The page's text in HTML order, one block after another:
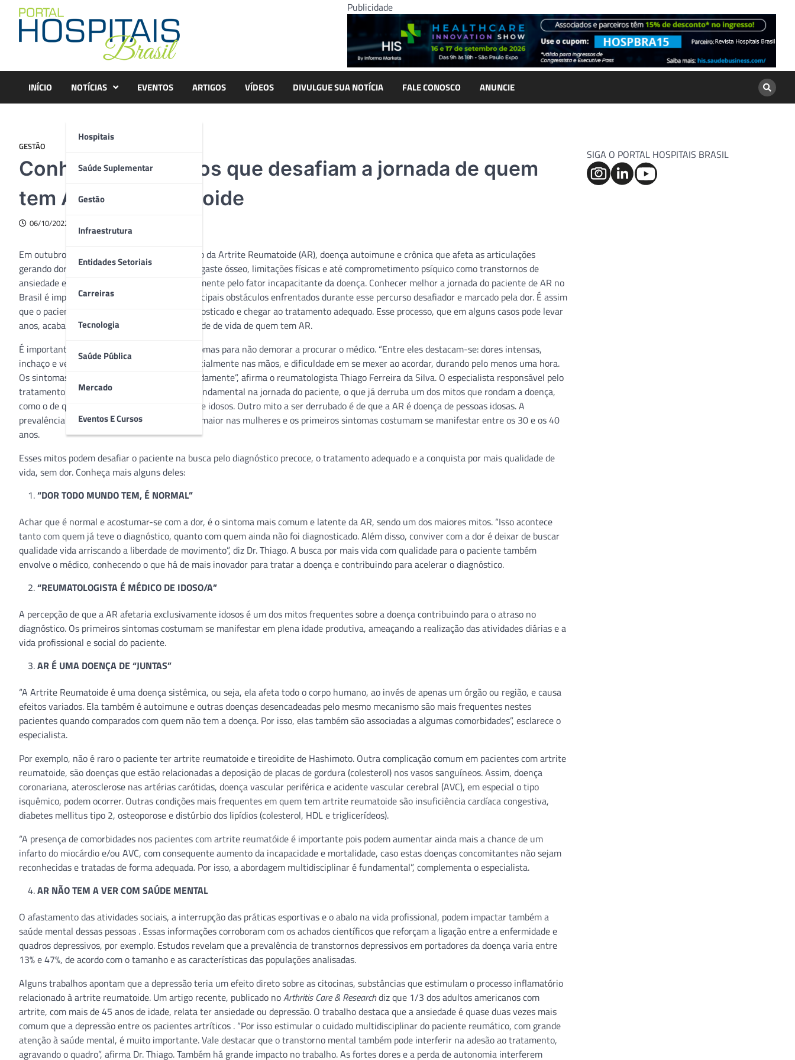
content
Publicidade
INÍCIO NOTÍCIAS
Hospitais
Saúde Suplementar
Gestão
Infraestrutura
Entidades Setoriais
Carreiras
Tecnologia
Saúde Pública
Mercado
Eventos E Cursos
EVENTOS ARTIGOS VÍDEOS DIVULGUE SUA NOTÍCIA FALE CONOSCO ANUNCIE
GESTÃO
Conheça cinco mitos que desafiam a jornada de quem
tem Artrite Reumatoide
06/10/2022
Em outubro, o dia 12 marca a Conscientização da Artrite Reumatoide (AR), doença autoimune e crônica que afeta as articulações
gerando dores fortes e que pode provocar desgaste ósseo, limitações físicas e até comprometimento psíquico como transtornos de
ansiedade e depressão, ocasionados principalmente pelo fator incapacitante da doença. Conhecer melhor a jornada do paciente de AR no
Brasil é importante para compreender os principais obstáculos enfrentados durante esse percurso desafiador e marcado pela dor. É assim
que o paciente define a sua luta até ser diagnosticado e chegar ao tratamento adequado. Esse processo, que em alguns casos pode levar
anos, acaba impactando fortemente a qualidade de vida de quem tem AR.
É importante estar atento aos principais sintomas para não demorar a procurar o médico. “Entre eles destacam-se: dores intensas,
inchaço e vermelhidão nas articulações, especialmente nas mãos, e dificuldade em se mexer ao acordar, durando pelo menos uma hora.
Os sintomas também podem aparecer separadamente”, afirma o reumatologista Thiago Ferreira da Silva. O especialista responsável pelo
tratamento da AR é o reumatologista, peça fundamental na jornada do paciente, o que já derruba um dos mitos que rondam a doença,
como o de que reumatologista cuida apenas de idosos. Outro mito a ser derrubado é de que a AR é doença de pessoas idosas. A
prevalência da doença é de duas a três vezes maior nas mulheres e os primeiros sintomas costumam se manifestar entre os 30 e os 40
anos.
Esses mitos podem desafiar o paciente na busca pelo diagnóstico precoce, o tratamento adequado e a conquista por mais qualidade de
vida, sem dor. Conheça mais alguns deles:
“DOR TODO MUNDO TEM, É NORMAL”
Achar que é normal e acostumar-se com a dor, é o sintoma mais comum e latente da AR, sendo um dos maiores mitos. “Isso acontece
tanto com quem já teve o diagnóstico, quanto com quem ainda não foi diagnosticado. Além disso, conviver com a dor é deixar de buscar
qualidade vida arriscando a liberdade de movimento”, diz Dr. Thiago. A busca por mais vida com qualidade para o paciente também
envolve o médico, conhecendo o que há de mais inovador para tratar a doença e contribuindo para acelerar o diagnóstico.
“REUMATOLOGISTA É MÉDICO DE IDOSO/A”
A percepção de que a AR afetaria exclusivamente idosos é um dos mitos frequentes sobre a doença contribuindo para o atraso no
diagnóstico. Os primeiros sintomas costumam se manifestar em plena idade produtiva, ameaçando a realização das atividades diárias e a
vida profissional e social do paciente.
AR É UMA DOENÇA DE “JUNTAS”
“A Artrite Reumatoide é uma doença sistêmica, ou seja, ela afeta todo o corpo humano, ao invés de apenas um órgão ou região, e causa
efeitos variados. Ela também é autoimune e outras doenças desencadeadas pelo mesmo mecanismo são mais frequentes nestes
pacientes quando comparados com quem não tem a doença. Por isso, elas também são associadas a algumas comorbidades”, esclarece o
especialista.
Por exemplo, não é raro o paciente ter artrite reumatoide e tireoidite de Hashimoto. Outra complicação comum em pacientes com artrite
reumatoide, são doenças que estão relacionadas a deposição de placas de gordura (colesterol) nos vasos sanguíneos. Assim, doença
coronariana, aterosclerose nas artérias carótidas, doença vascular periférica e acidente vascular cerebral (AVC), em especial o tipo
isquêmico, podem ocorrer. Outras condições mais frequentes em quem tem artrite reumatoide são insuficiência cardíaca congestiva,
diabetes mellitus tipo 2, osteoporose e distúrbio dos lipídios (colesterol, HDL e triglicerídeos).
“A presença de comorbidades nos pacientes com artrite reumatóide é importante pois podem aumentar ainda mais a chance de um
infarto do miocárdio e/ou AVC, com consequente aumento da incapacidade e mortalidade, caso estas doenças concomitantes não sejam
reconhecidas e tratadas de forma adequada. Por isso, a abordagem multidisciplinar é fundamental”, complementa o especialista.
AR NÃO TEM A VER COM SAÚDE MENTAL
O afastamento das atividades sociais, a interrupção das práticas esportivas e o abalo na vida profissional, podem impactar também a
saúde mental dessas pessoas . Essas informações corroboram com os achados científicos que reforçam a ligação entre a enfermidade e
quadros depressivos, por exemplo. Estudos revelam que a prevalência de transtornos depressivos em portadores da doença varia entre
13% e 47%, de acordo com o tamanho e as características das populações analisadas.
Alguns trabalhos apontam que a depressão teria um efeito direto sobre as citocinas, substâncias que estimulam o processo inflamatório
relacionado à artrite reumatoide. Um artigo recente, publicado noArthritis Care & Researchdiz que 1/3 dos adultos americanos com
artrite, com mais de 45 anos de idade, relata ter ansiedade ou depressão. O trabalho destaca que a ansiedade é quase duas vezes mais
comum que a depressão entre os pacientes artríticos . “Por isso estimular o cuidado multidisciplinar do paciente reumático, com grande
atenção à saúde mental, é muito importante. Vale destacar que o transtorno mental também pode interferir na adesão ao tratamento,
agravando o quadro”, afirma Dr. Thiago. Também há grande impacto no trabalho. As fortes dores e a perda de autonomia interferem
SIGA O PORTAL HOSPITAIS BRASIL